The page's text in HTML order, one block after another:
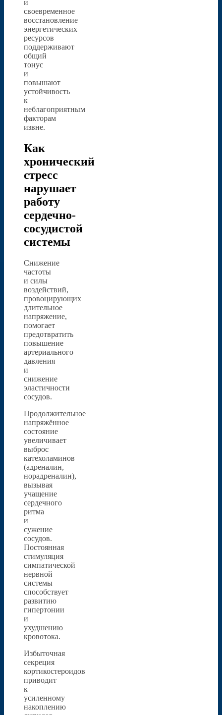
и
своевременное
восстановление
энергетических
ресурсов
поддерживают
общий
тонус
и
повышают
устойчивость
к
неблагоприятным
факторам
извне.
Как
хронический
стресс
нарушает
работу
сердечно-
сосудистой
системы
Снижение
частоты
и силы
воздействий,
провоцирующих
длительное
напряжение,
помогает
предотвратить
повышение
артериального
давления
и
снижение
эластичности
сосудов.
Продолжительное
напряжённое
состояние
увеличивает
выброс
катехоламинов
(адреналин,
норадреналин),
вызывая
учащение
сердечного
ритма
и
сужение
сосудов.
Постоянная
стимуляция
симпатической
нервной
системы
способствует
развитию
гипертонии
и
ухудшению
кровотока.
Избыточная
секреция
кортикостероидов
приводит
к
усиленному
накоплению